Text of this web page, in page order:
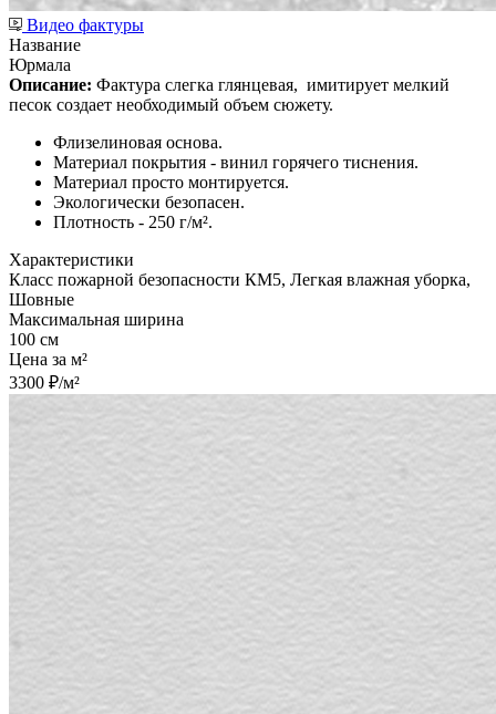
Видео фактуры
Название
Юрмала
Описание: Фактура слегка глянцевая, имитирует мелкий
песок создает необходимый объем сюжету.
Флизелиновая основа.
Материал покрытия - винил горячего тиснения.
Материал просто монтируется.
Экологически безопасен.
Плотность - 250 г/м².
Характеристики
Класс пожарной безопасности КМ5, Легкая влажная уборка,
Шовные
Максимальная ширина
100 см
Цена за м²
3300 ₽/м²